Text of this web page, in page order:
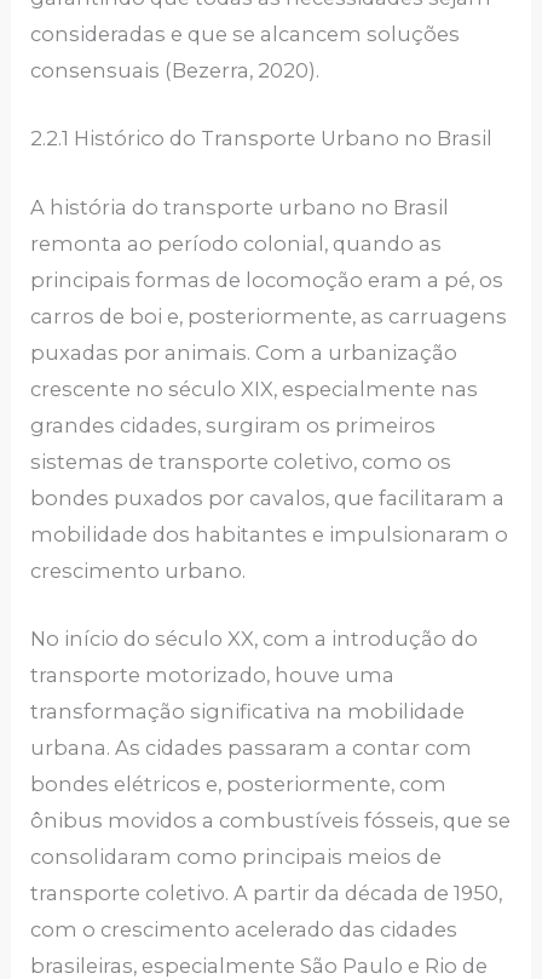
consideradas e que se alcancem soluções
consensuais (Bezerra, 2020).
2.2.1 Histórico do Transporte Urbano no Brasil
A história do transporte urbano no Brasil
remonta ao período colonial, quando as
principais formas de locomoção eram a pé, os
carros de boi e, posteriormente, as carruagens
puxadas por animais. Com a urbanização
crescente no século XIX, especialmente nas
grandes cidades, surgiram os primeiros
sistemas de transporte coletivo, como os
bondes puxados por cavalos, que facilitaram a
mobilidade dos habitantes e impulsionaram o
crescimento urbano.
No início do século XX, com a introdução do
transporte motorizado, houve uma
transformação significativa na mobilidade
urbana. As cidades passaram a contar com
bondes elétricos e, posteriormente, com
ônibus movidos a combustíveis fósseis, que se
consolidaram como principais meios de
transporte coletivo. A partir da década de 1950,
com o crescimento acelerado das cidades
brasileiras, especialmente São Paulo e Rio de